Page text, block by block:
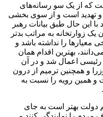
که از یک سو رسانه‌های
تهدید است و از سوی بخشی
با این حال طبق بیانات رهبر
زوارتخانه به مراتب بدتر
معیار‌ها را نداشته باشد و
بهترین اقدام همان
اعمال شد و در آن
و همچنین ترمیم از درون
و همین رویه را نسبت به
دولت بهتر است به جای